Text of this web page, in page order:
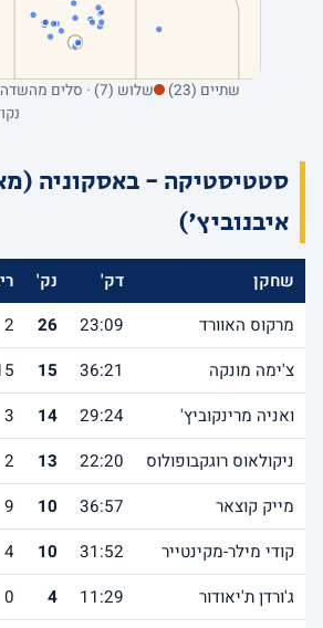
שתיים (23)
שלוש (7) · סלים
סטטיסטיקה - באסקוניה
איבנוביץ')
שחקן דק' נק'
מרקוס האוורד
23:09
26
2
צ'ימה מונקה
36:21
15
ואניה מרינקוביץ'
29:24
14
3
ניקולאוס רוגקבופולוס
22:20
13
2
מייק קוצאר
36:57
10
9
קודי מילר-מקינטייר
31:52
10
4
ג'ורדן ת'יאודור
11:29
4
0